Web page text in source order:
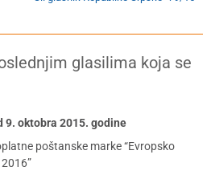
glasilima koja se
9. oktobra 2015. godine
poštanske marke “Evropsko